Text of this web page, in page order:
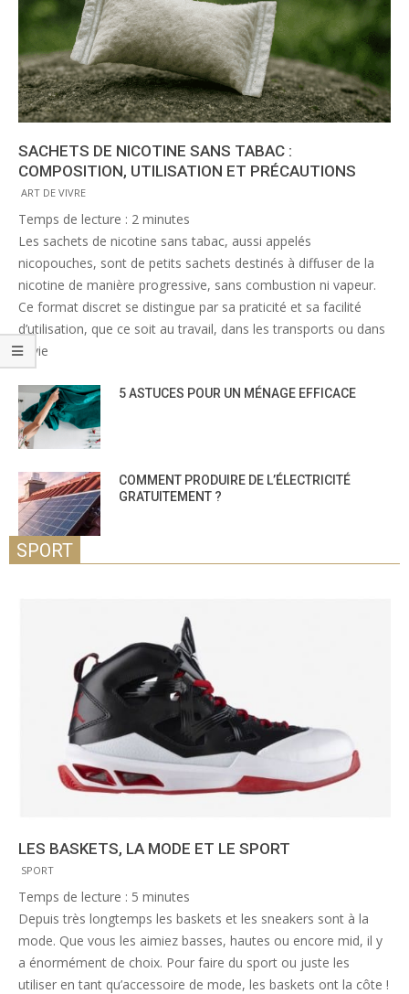
SACHETS DE NICOTINE SANS TABAC :
COMPOSITION, UTILISATION ET PRÉCAUTIONS
ART DE VIVRE
Temps de lecture : 2 minutes
Les sachets de nicotine sans tabac, aussi appelés
nicopouches, sont de petits sachets destinés à diffuser de la
nicotine de manière progressive, sans combustion ni vapeur.
Ce format discret se distingue par sa praticité et sa facilité
d’utilisation, que ce soit au travail, dans les transports ou dans
la vie
5 ASTUCES POUR UN MÉNAGE EFFICACE
COMMENT PRODUIRE DE L’ÉLECTRICITÉ
GRATUITEMENT ?
SPORT
LES BASKETS, LA MODE ET LE SPORT
SPORT
Temps de lecture : 5 minutes
Depuis très longtemps les baskets et les sneakers sont à la
mode. Que vous les aimiez basses, hautes ou encore mid, il y
a énormément de choix. Pour faire du sport ou juste les
utiliser en tant qu’accessoire de mode, les baskets ont la côte !